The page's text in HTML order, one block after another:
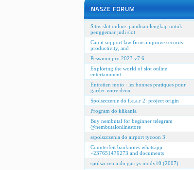
Situs slot online: panduan lengkap untuk
penggemar judi slot
Can it support law firms improve security,
productivity, and
Pcswmm pro 2023 v7.6
Exploring the world of slot online:
entertainment
Entretien moto : les bonnes pratiques pour
garder votre deux
Spolszczenie do f.e.a.r 2: project origin
Program do klikania
Buy nembutal for beginner telegram
@nembutalonlinestore
sspolszczenia do airport tycoon 3
Counterfeit banknotes whatsapp
+237651479273 and documents
spolszczenia do garrys modv10 (2007)